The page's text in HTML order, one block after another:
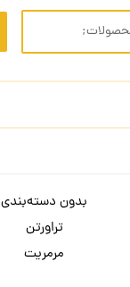
بدون دسته‌بندی
تراورتن
مرمریت